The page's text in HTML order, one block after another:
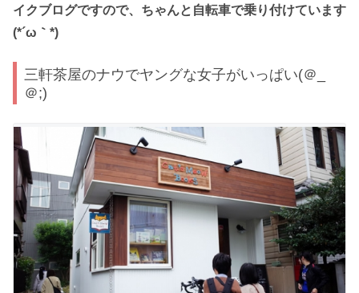
イクブログですので、ちゃんと自転車で乗り付けています
(*´ω｀*)
三軒茶屋のナウでヤングな女子がいっぱい(＠_
＠;)